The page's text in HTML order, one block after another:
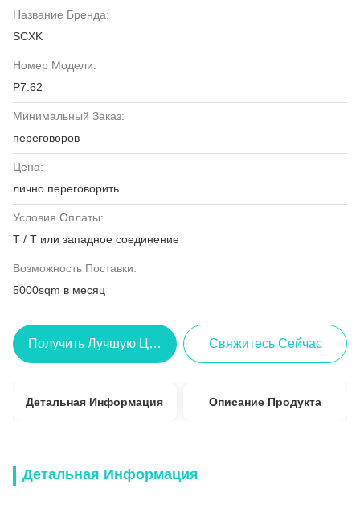
Название Бренда:
SCXK
Номер Модели:
P7.62
Минимальный Заказ:
переговоров
Цена:
лично переговорить
Условия Оплаты:
T / T или западное соединение
Возможность Поставки:
5000sqm в месяц
Получить Лучшую Цену Свяжитесь Сейчас
Детальная Информация Описание Продукта
Детальная Информация